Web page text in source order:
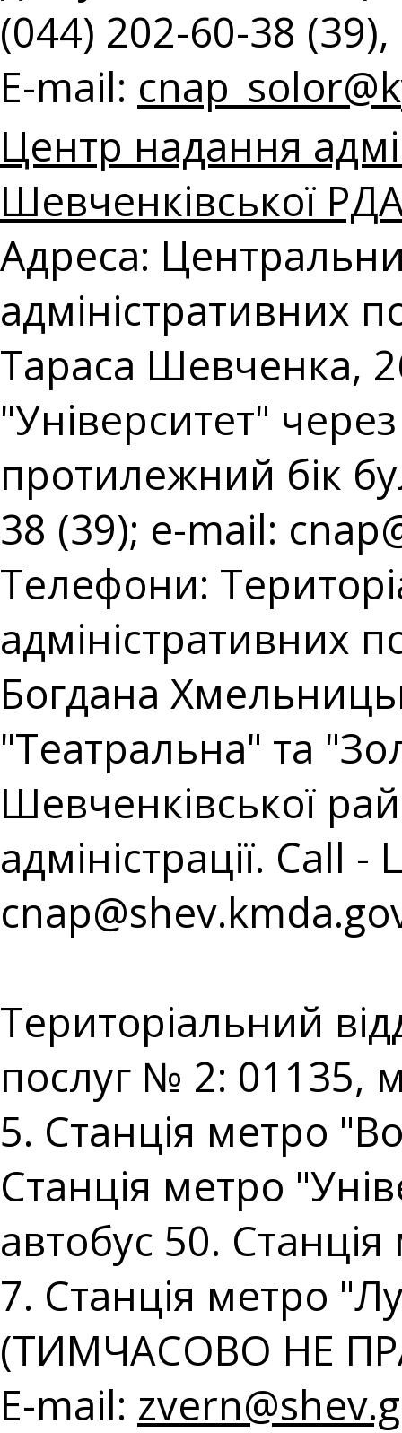
(044) 202-60-38
E-mail:
Центр надання
Шевченківської
Адреса:
адміністративних
Тараса Шевченка,
"Університет"
протилежний бік
38 (39); e-mail:
Телефони:
адміністративних
Богдана
"Театральна" та
Шевченківської
адміністрації. Call
Територіальний
послуг № 2: 01135,
5. Станція метро
Станція метро
автобус 50.
7. Станція метро
(ТИМЧАСОВО НЕ
E-mail: